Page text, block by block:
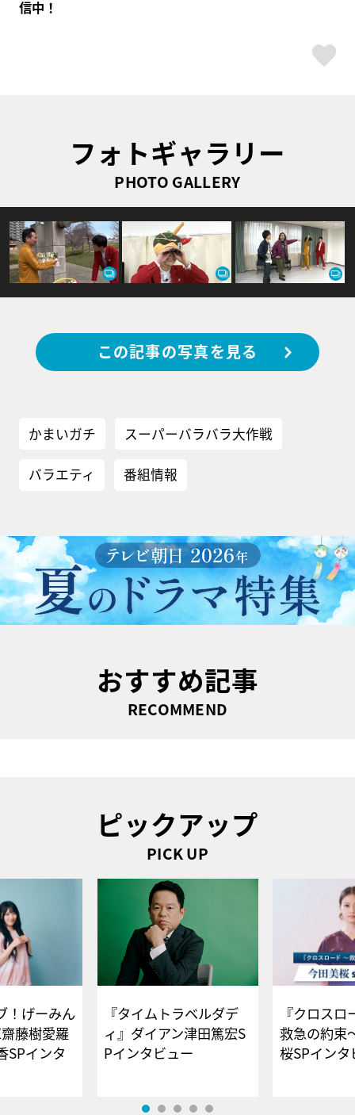
信中！
フォトギャラリー
PHOTO GALLERY
この記事の写真を見る
かまいガチ スーパーバラバラ大作戦
バラエティ 番組情報
おすすめ記事
RECOMMEND
ピックアップ
PICK UP
！げーみん
藤樹愛羅
SPインタ
『タイムトラベルダデ
ィ』ダイアン津田篤宏S
Pインタビュー
『クロス
救急の約束
桜SPイ